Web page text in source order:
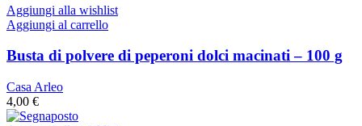
Aggiungi alla wishlist
Aggiungi al carrello
Busta di polvere di peperoni dolci macinati – 100 g
Casa Arleo
4,00 €